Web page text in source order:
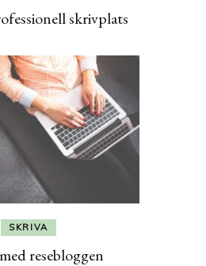
skrivplats
SKRIVA
resebloggen